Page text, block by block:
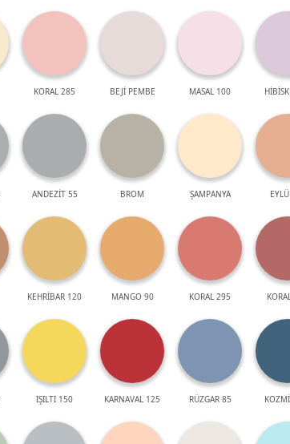
KORAL 285 BEJİ PEMBE MASAL 100
ANDEZİT 55 BROM ŞAMPANYA
KEHRİBAR 120 MANGO 90 KORAL 295
IŞILTI 150 KARNAVAL 125 RÜZGAR 85